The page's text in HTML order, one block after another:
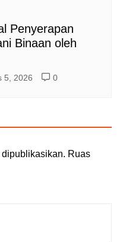
Penyerapan
Binaan oleh
5, 2026 0
Ruas